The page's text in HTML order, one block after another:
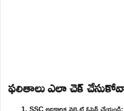
ఫలితాలు ఎలా చెక్